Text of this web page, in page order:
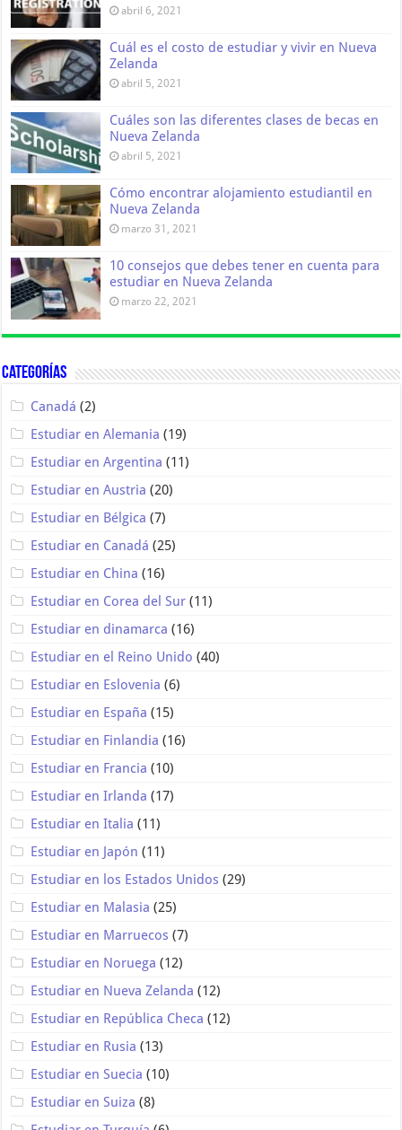
abril 6, 2021
Cuál es el costo de estudiar y vivir en Nueva
Zelanda
abril 5, 2021
Cuáles son las diferentes clases de becas en
Nueva Zelanda
abril 5, 2021
Cómo encontrar alojamiento estudiantil en
Nueva Zelanda
marzo 31, 2021
10 consejos que debes tener en cuenta para
estudiar en Nueva Zelanda
marzo 22, 2021
Categorías
Canadá (2)
Estudiar en Alemania (19)
Estudiar en Argentina (11)
Estudiar en Austria (20)
Estudiar en Bélgica (7)
Estudiar en Canadá (25)
Estudiar en China (16)
Estudiar en Corea del Sur (11)
Estudiar en dinamarca (16)
Estudiar en el Reino Unido (40)
Estudiar en Eslovenia (6)
Estudiar en España (15)
Estudiar en Finlandia (16)
Estudiar en Francia (10)
Estudiar en Irlanda (17)
Estudiar en Italia (11)
Estudiar en Japón (11)
Estudiar en los Estados Unidos (29)
Estudiar en Malasia (25)
Estudiar en Marruecos (7)
Estudiar en Noruega (12)
Estudiar en Nueva Zelanda (12)
Estudiar en República Checa (12)
Estudiar en Rusia (13)
Estudiar en Suecia (10)
Estudiar en Suiza (8)